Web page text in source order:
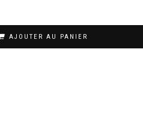
AJOUTER AU PANIER